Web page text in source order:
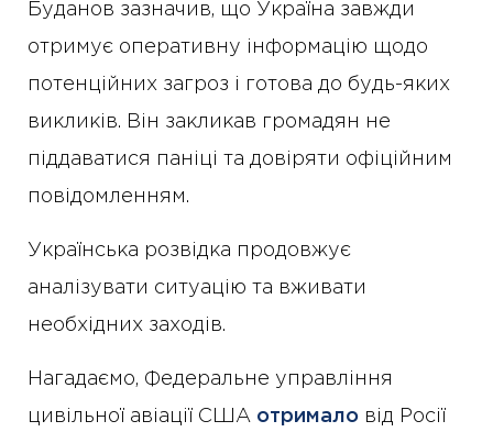
Буданов зазначив, що Україна завжди
отримує оперативну інформацію щодо
потенційних загроз і готова до будь-яких
викликів. Він закликав громадян не
піддаватися паніці та довіряти офіційним
повідомленням.
Українська розвідка продовжує
аналізувати ситуацію та вживати
необхідних заходів.
Нагадаємо, Федеральне управління
цивільної авіації США отримало від Росії